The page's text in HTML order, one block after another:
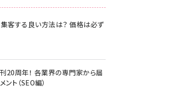
z世代 (1622)
meo (1275)
客する良い方法は？ 価格は必ず
20周年！ 各業界の専門家から届
ト（SEO編）